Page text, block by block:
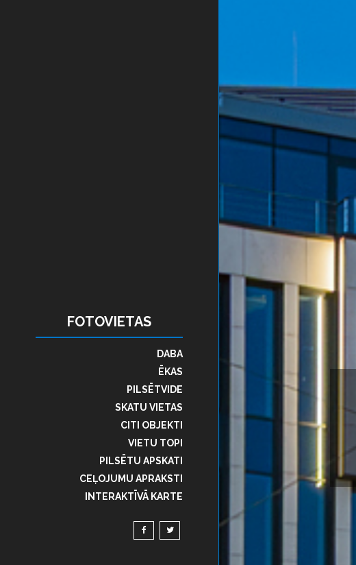
FOTOVIETAS
DABA
ĒKAS
PILSĒTVIDE
SKATU VIETAS
CITI OBJEKTI
VIETU TOPI
PILSĒTU APSKATI
CEĻOJUMU APRAKSTI
INTERAKTĪVĀ KARTE